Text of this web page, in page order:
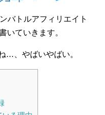
バトルアフィリエイト
いていきます。
…、やばいやばい。